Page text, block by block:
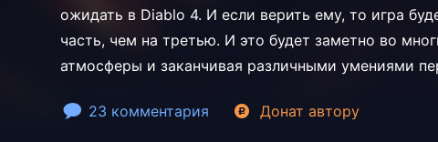
ожидать в Diablo 4. И если верить ему, то игра
часть, чем на третью. И это будет заметно во
атмосферы и заканчивая различными умениями
23 комментария Донат автору